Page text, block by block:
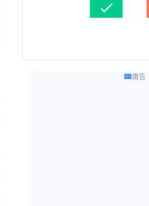
廣告